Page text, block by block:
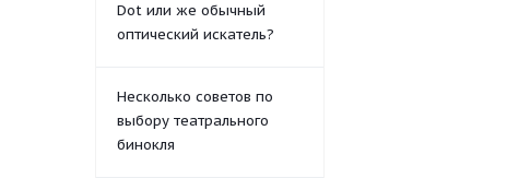
Dot или же обычный
оптический искатель?
Несколько советов по
выбору театрального
бинокля